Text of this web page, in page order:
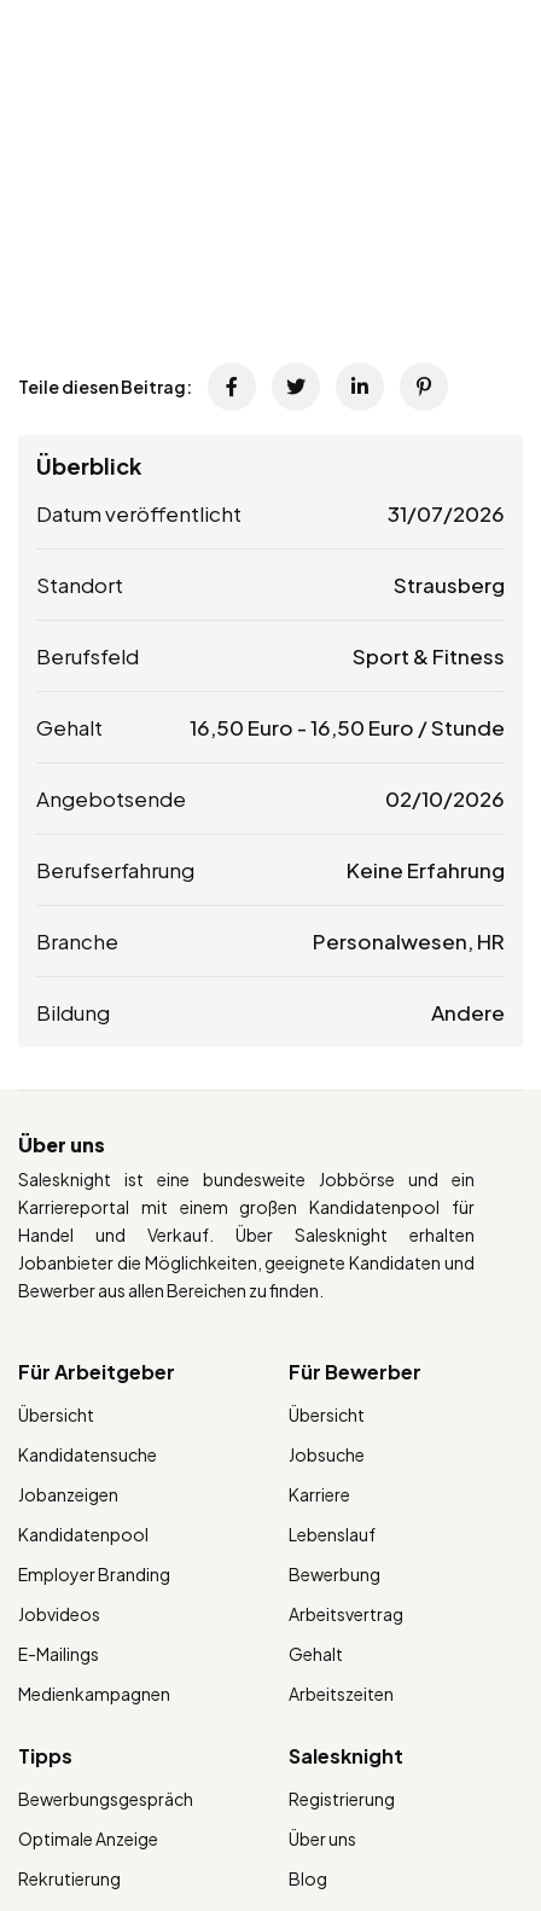
Teile diesen Beitrag:
Überblick
Datum veröffentlicht 31/07/2026
Standort Strausberg
Berufsfeld Sport & Fitness
Gehalt 16,50 Euro -16,50 Euro / Stunde
Angebotsende 02/10/2026
Berufserfahrung Keine Erfahrung
Branche Personalwesen, HR
Bildung Andere
Über uns
Salesknight ist eine bundesweite Jobbörse und ein
Karriereportal mit einem großen Kandidatenpool für
Handel und Verkauf. Über Salesknight erhalten
Jobanbieter die Möglichkeiten, geeignete Kandidaten und
Bewerber aus allen Bereichen zu finden.
Für Arbeitgeber
Übersicht
Kandidatensuche
Jobanzeigen
Kandidatenpool
Employer Branding
Jobvideos
E-Mailings
Medienkampagnen
Für Bewerber
Übersicht
Jobsuche
Karriere
Lebenslauf
Bewerbung
Arbeitsvertrag
Gehalt
Arbeitszeiten
Tipps
Bewerbungsgespräch
Optimale Anzeige
Rekrutierung
Salesknight
Registrierung
Über uns
Blog